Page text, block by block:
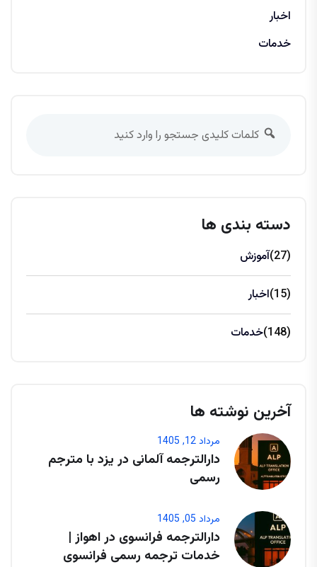
اخبار
خدمات
دسته بندی ها
آموزش (27)
اخبار (15)
خدمات (148)
آخرین نوشته ها
مرداد 12, 1405
دارالترجمه آلمانی در یزد با مترجم
رسمی
مرداد 05, 1405
دارالترجمه فرانسوی در اهواز |
خدمات ترجمه رسمی فرانسوی